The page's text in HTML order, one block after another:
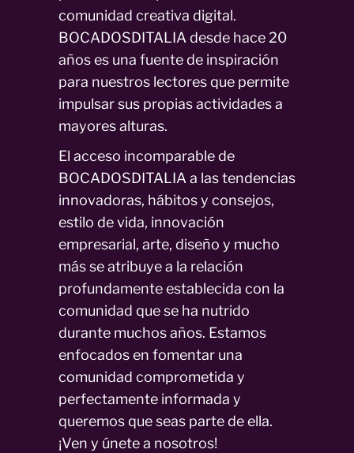
comunidad creativa digital.
BOCADOSDITALIA desde hace 20
años es una fuente de inspiración
para nuestros lectores que permite
impulsar sus propias actividades a
mayores alturas.
El acceso incomparable de
BOCADOSDITALIA a las tendencias
innovadoras, hábitos y consejos,
estilo de vida, innovación
empresarial, arte, diseño y mucho
más se atribuye a la relación
profundamente establecida con la
comunidad que se ha nutrido
durante muchos años. Estamos
enfocados en fomentar una
comunidad comprometida y
perfectamente informada y
queremos que seas parte de ella.
¡Ven y únete a nosotros!